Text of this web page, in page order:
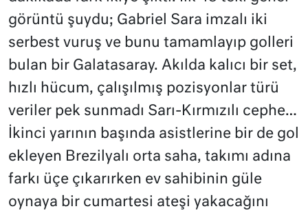
görüntü şuydu; Gabriel Sara imzalı iki
serbest vuruş ve bunu tamamlayıp golleri
bulan bir Galatasaray. Akılda kalıcı bir set,
hızlı hücum, çalışılmış pozisyonlar türü
veriler pek sunmadı Sarı-Kırmızılı cephe…
İkinci yarının başında asistlerine bir de gol
ekleyen Brezilyalı orta saha, takımı adına
farkı üçe çıkarırken ev sahibinin güle
oynaya bir cumartesi ateşi yakacağını